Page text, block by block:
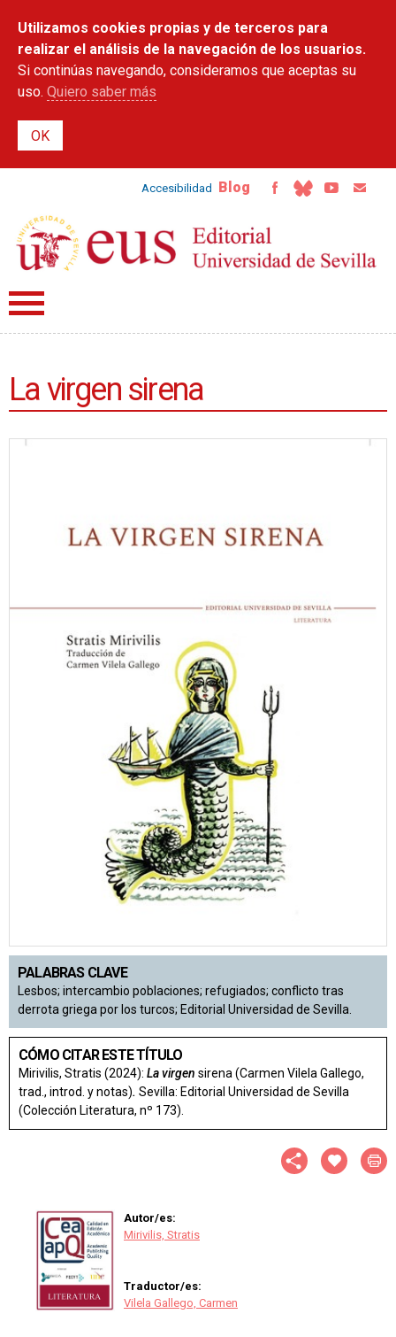
contenido
principal
Utilizamos cookies propias y de terceros para
realizar el análisis de la navegación de los usuarios.
Si continúas navegando, consideramos que aceptas su
uso. Quiero saber más
Accesibilidad Blog
La virgen sirena
PALABRAS CLAVE
Lesbos; intercambio poblaciones; refugiados; conflicto tras
derrota griega por los turcos; Editorial Universidad de Sevilla.
CÓMO CITAR ESTE TÍTULO
Mirivilis, Stratis (2024): La virgen sirena (Carmen Vilela Gallego,
trad., introd. y notas). Sevilla: Editorial Universidad de Sevilla
(Colección Literatura, nº 173).
Autor/es:
Mirivilis, Stratis
Traductor/es:
Vilela Gallego, Carmen